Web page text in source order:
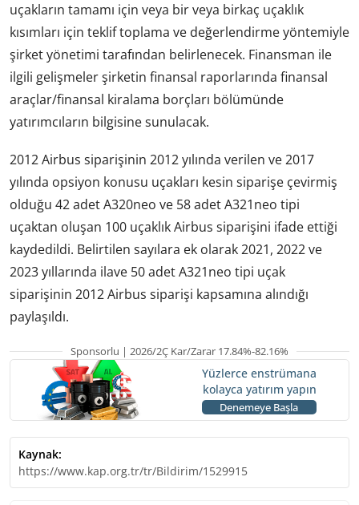
uçakların tamamı için veya bir veya birkaç uçaklık
kısımları için teklif toplama ve değerlendirme yöntemiyle
şirket yönetimi tarafından belirlenecek. Finansman ile
ilgili gelişmeler şirketin finansal raporlarında finansal
araçlar/finansal kiralama borçları bölümünde
yatırımcıların bilgisine sunulacak.
2012 Airbus siparişinin 2012 yılında verilen ve 2017
yılında opsiyon konusu uçakları kesin siparişe çevirmiş
olduğu 42 adet A320neo ve 58 adet A321neo tipi
uçaktan oluşan 100 uçaklık Airbus siparişini ifade ettiği
kaydedildi. Belirtilen sayılara ek olarak 2021, 2022 ve
2023 yıllarında ilave 50 adet A321neo tipi uçak
siparişinin 2012 Airbus siparişi kapsamına alındığı
paylaşıldı.
Sponsorlu | 2026/2Ç Kar/Zarar 17.84%-82.16%
Yüzlerce enstrümana
kolayca yatırım yapın
Denemeye Başla
Kaynak:
https://www.kap.org.tr/tr/Bildirim/1529915